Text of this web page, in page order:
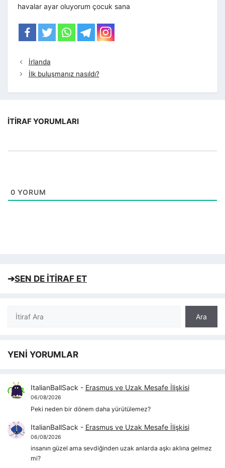
havalar ayar oluyorum çocuk sana
İrlanda
İlk buluşmanız nasıldı?
İTIRAF YORUMLARI
0 YORUM
➔SEN DE İTİRAF ET
Ara
Ara
YENİ YORUMLAR
ItalianBallSack - Erasmus ve Uzak Mesafe İlişkisi
06/08/2026
Peki neden bir dönem daha yürütülemez?
ItalianBallSack - Erasmus ve Uzak Mesafe İlişkisi
06/08/2026
insanın güzel ama sevdiğinden uzak anlarda aşkı aklına gelmez
mi?